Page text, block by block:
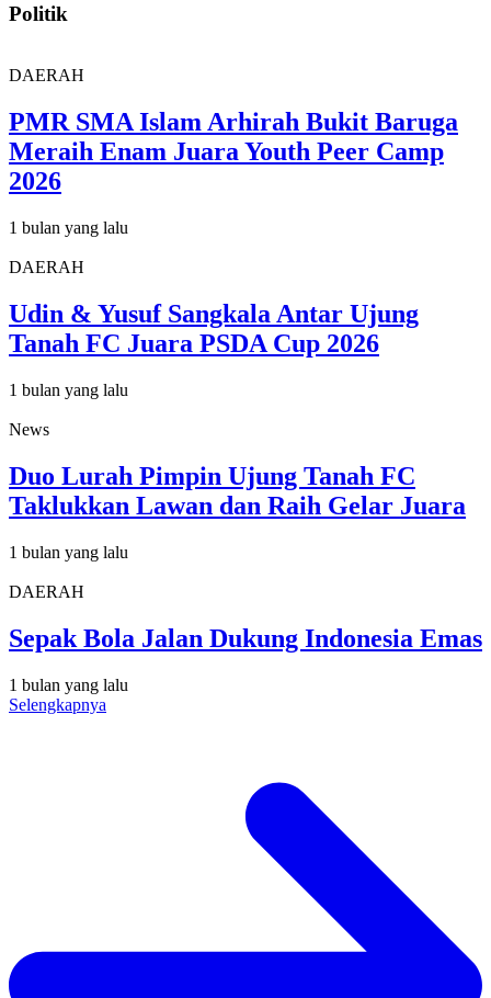
Politik
DAERAH
PMR SMA Islam Arhirah Bukit Baruga
Meraih Enam Juara Youth Peer Camp
2026
1 bulan yang lalu
DAERAH
Udin & Yusuf Sangkala Antar Ujung
Tanah FC Juara PSDA Cup 2026
1 bulan yang lalu
News
Duo Lurah Pimpin Ujung Tanah FC
Taklukkan Lawan dan Raih Gelar Juara
1 bulan yang lalu
DAERAH
Sepak Bola Jalan Dukung Indonesia Emas
1 bulan yang lalu
Selengkapnya